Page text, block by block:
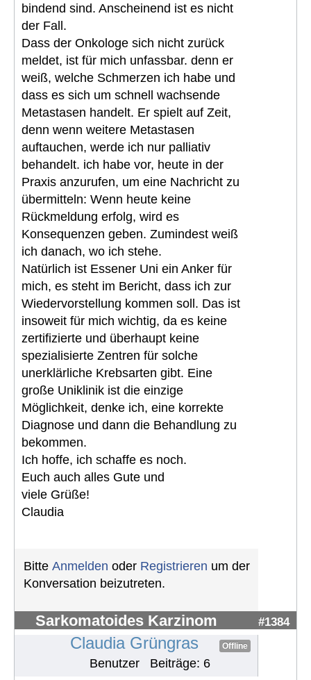
bindend sind. Anscheinend ist es nicht
der Fall.
Dass der Onkologe sich nicht zurück
meldet, ist für mich unfassbar. denn er
weiß, welche Schmerzen ich habe und
dass es sich um schnell wachsende
Metastasen handelt. Er spielt auf Zeit,
denn wenn weitere Metastasen
auftauchen, werde ich nur palliativ
behandelt. ich habe vor, heute in der
Praxis anzurufen, um eine Nachricht zu
übermitteln: Wenn heute keine
Rückmeldung erfolg, wird es
Konsequenzen geben. Zumindest weiß
ich danach, wo ich stehe.
Natürlich ist Essener Uni ein Anker für
mich, es steht im Bericht, dass ich zur
Wiedervorstellung kommen soll. Das ist
insoweit für mich wichtig, da es keine
zertifizierte und überhaupt keine
spezialisierte Zentren für solche
unerklärliche Krebsarten gibt. Eine
große Uniklinik ist die einzige
Möglichkeit, denke ich, eine korrekte
Diagnose und dann die Behandlung zu
bekommen.
Ich hoffe, ich schaffe es noch.
Euch auch alles Gute und
viele Grüße!
Claudia
Bitte Anmelden oder Registrieren um der
Konversation beizutreten.
Sarkomatoides Karzinom #1384
Claudia Grüngras Offline
Benutzer Beiträge: 6